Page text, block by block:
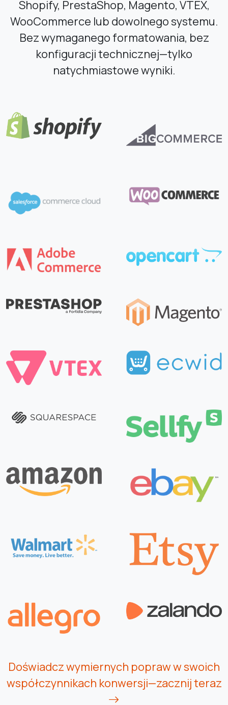
Shopify, PrestaShop, Magento, VTEX,
WooCommerce lub dowolnego systemu.
Bez wymaganego formatowania, bez
konfiguracji technicznej—tylko
natychmiastowe wyniki.
Doświadcz wymiernych popraw w swoich
współczynnikach konwersji—zacznij teraz